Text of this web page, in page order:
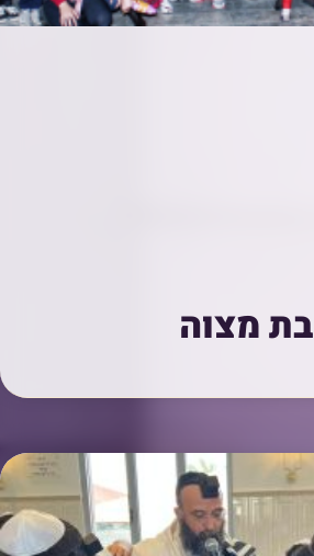
בת מצוה